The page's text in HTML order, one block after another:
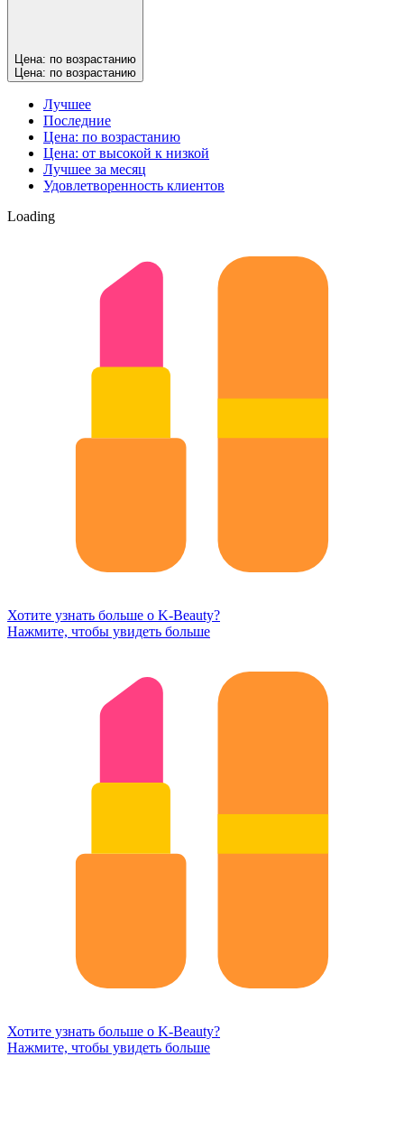
Цена: по возрастанию
Цена: по возрастанию
Лучшее
Последние
Цена: по возрастанию
Цена: от высокой к низкой
Лучшее за месяц
Удовлетворенность клиентов
Loading
Хотите узнать больше о K-Beauty?
Нажмите, чтобы увидеть больше
Хотите узнать больше о K-Beauty?
Нажмите, чтобы увидеть больше